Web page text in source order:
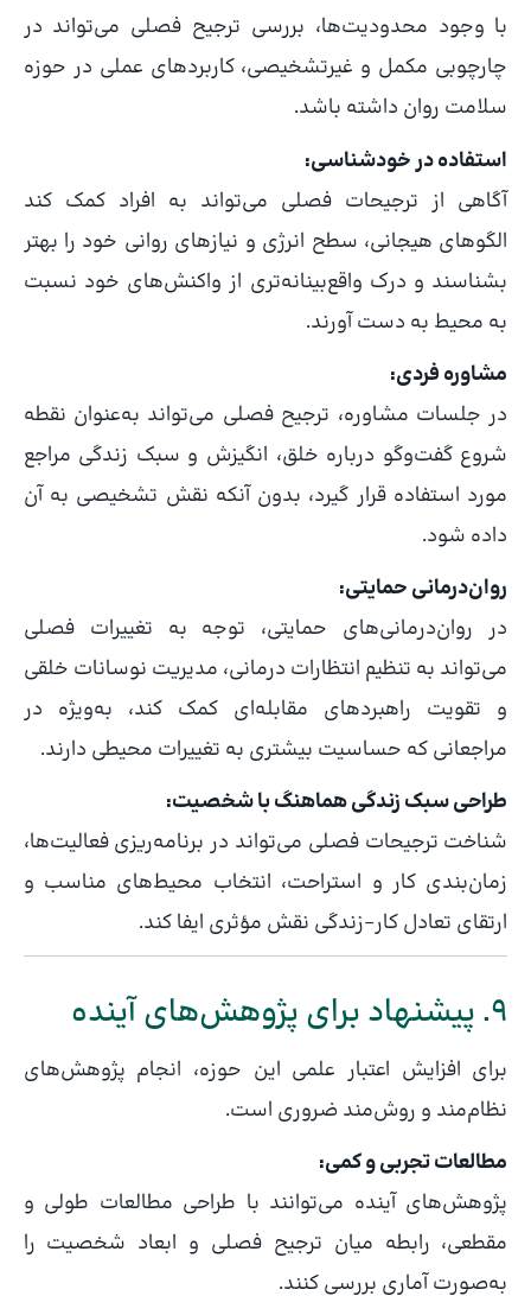
با وجود محدودیت‌ها، بررسی ترجیح فصلی می‌تواند در
چارچوبی مکمل و غیرتشخیصی، کاربردهای عملی در حوزه
سلامت روان داشته باشد.
استفاده در خودشناسی:
آگاهی از ترجیحات فصلی می‌تواند به افراد کمک کند
الگوهای هیجانی، سطح انرژی و نیازهای روانی خود را بهتر
بشناسند و درک واقع‌بینانه‌تری از واکنش‌های خود نسبت
به محیط به دست آورند.
مشاوره فردی:
در جلسات مشاوره، ترجیح فصلی می‌تواند به‌عنوان نقطه
شروع گفت‌وگو درباره خلق، انگیزش و سبک زندگی مراجع
مورد استفاده قرار گیرد، بدون آنکه نقش تشخیصی به آن
داده شود.
روان‌درمانی حمایتی:
در روان‌درمانی‌های حمایتی، توجه به تغییرات فصلی
می‌تواند به تنظیم انتظارات درمانی، مدیریت نوسانات خلقی
و تقویت راهبردهای مقابله‌ای کمک کند، به‌ویژه در
مراجعانی که حساسیت بیشتری به تغییرات محیطی دارند.
طراحی سبک زندگی هماهنگ با شخصیت:
شناخت ترجیحات فصلی می‌تواند در برنامه‌ریزی فعالیت‌ها،
زمان‌بندی کار و استراحت، انتخاب محیط‌های مناسب و
ارتقای تعادل کار–زندگی نقش مؤثری ایفا کند.
9. پیشنهاد برای پژوهش‌های آینده
برای افزایش اعتبار علمی این حوزه، انجام پژوهش‌های
نظام‌مند و روش‌مند ضروری است.
مطالعات تجربی و کمی:
پژوهش‌های آینده می‌توانند با طراحی مطالعات طولی و
مقطعی، رابطه میان ترجیح فصلی و ابعاد شخصیت را
به‌صورت آماری بررسی کنند.